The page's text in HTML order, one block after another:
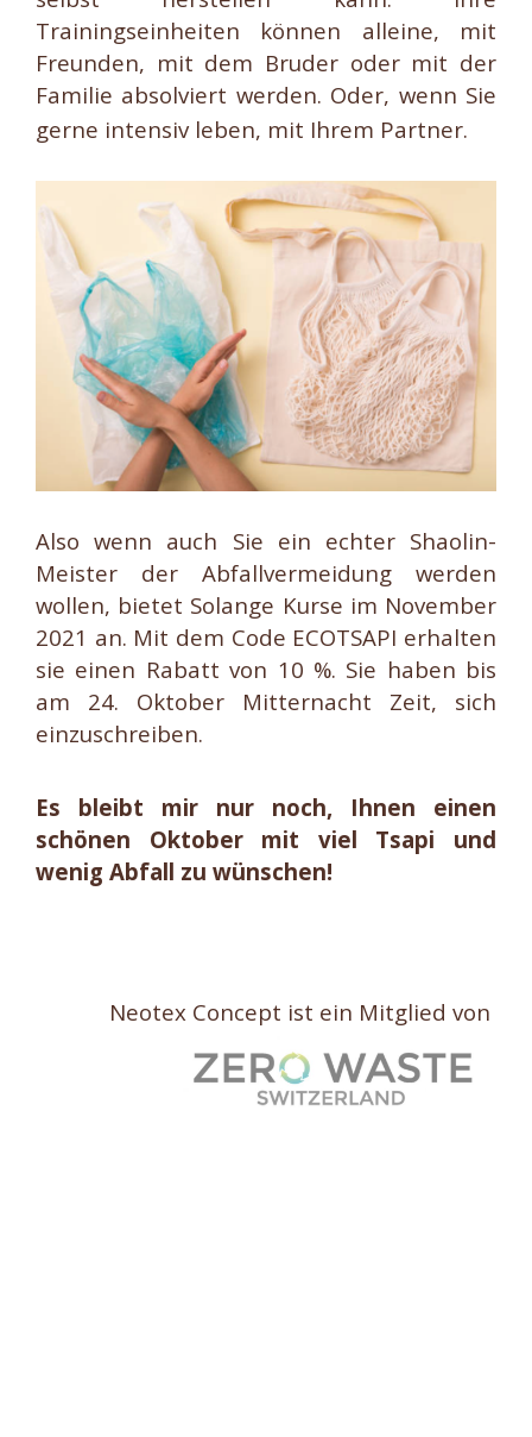
Trainingseinheiten können alleine, mit
Freunden, mit dem Bruder oder mit der
Familie absolviert werden. Oder, wenn Sie
gerne intensiv leben, mit Ihrem Partner.
Also wenn auch Sie ein echter Shaolin-
Meister der Abfallvermeidung werden
wollen, bietet Solange Kurse im November
2021 an. Mit dem Code ECOTSAPI erhalten
sie einen Rabatt von 10 %. Sie haben bis
am 24. Oktober Mitternacht Zeit, sich
einzuschreiben.
Es bleibt mir nur noch, Ihnen einen
schönen Oktober mit viel Tsapi und
wenig Abfall zu wünschen!
Neotex Concept ist ein Mitglied von